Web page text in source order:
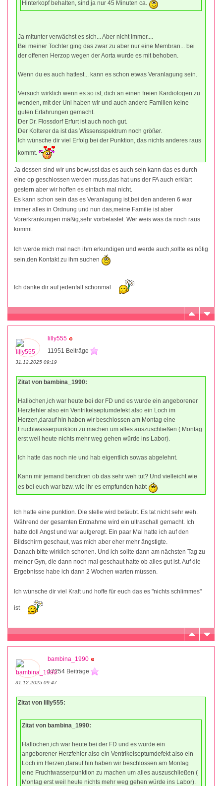
Hinterkopf behalten, sind ja nur 45 Minuten ca.
Ja mitunter verwächst es sich... Aber nicht immer....
Bei meiner Tochter ging das zwar zu aber nur eine Membran... bei
der offenen Herzop wegen der Aorta wurde es mit behoben.
Wenn du es auch hattest... kann es schon etwas Veranlagung sein.
Versuch wirklich wenn es so ist, dich an einen freien Kardiologen zu
wenden, mit der Uni haben wir und auch andere Familien keine
guten Erfahrungen gemacht.
Der Dr. Flossdorf Erfurt ist auch noch gut.
Der Kolterer da ist das Wissensspektrum noch größer.
Ich wünsche dir viel Erfolg bei der Punktion, das nichts anderes raus
kommt.
Ja dessen sind wir uns bewusst das es auch sein kann das es durch
eine op geschlossen werden muss,das hat uns der FA auch erklärt
gestern aber wir hoffen es einfach mal nicht.
Es kann schon sein das es Veranlagung ist,bei den anderen 6 war
immer alles in Ordnung und nun das,meine Familie ist aber
Vorerkrankungen mäßig,sehr vorbelastet. Wer weis was da noch raus
kommt.
Ich werde mich mal nach ihm erkundigen und werde auch,sollte es nötig
sein,den Kontakt zu ihm suchen
Ich danke dir auf jedenfall schonmal
lilly555
11951 Beiträge
31.12.2025 09:19
Zitat von bambina_1990:
Hallöchen,ich war heute bei der FD und es wurde ein angeborener
Herzfehler also ein Ventrikelseptumdefekt also ein Loch im
Herzen,darauf hin haben wir beschlossen am Montag eine
Fruchtwasserpunktion zu machen um alles auszuschließen ( Montag
erst weil heute nichts mehr weg gehen würde ins Labor).
Ich hatte das noch nie und hab eigentlich sowas abgelehnt.
Kann mir jemand berichten ob das sehr weh tut? Und vielleicht wie
es bei euch war bzw. wie ihr es empfunden habt
Ich hatte eine punktion. Die stelle wird betäubt. Es tat nicht sehr weh.
Während der gesamten Entnahme wird ein ultraschall gemacht. Ich
hatte doll Angst und war aufgeregt. Ein paar Mal hatte ich auf den
Bildschirm geschaut, was mich aber eher mehr ängstigte.
Danach bitte wirklich schonen. Und ich sollte dann am nächsten Tag zu
meiner Gyn, die dann noch mal geschaut hatte ob alles gut ist. Auf die
Ergebnisse habe ich dann 2 Wochen warten müssen.
Ich wünsche dir viel Kraft und hoffe für euch das es "nichts schlimmes"
ist
bambina_1990
17254 Beiträge
31.12.2025 09:47
Zitat von lilly555:
Zitat von bambina_1990:
Hallöchen,ich war heute bei der FD und es wurde ein
angeborener Herzfehler also ein Ventrikelseptumdefekt also ein
Loch im Herzen,darauf hin haben wir beschlossen am Montag
eine Fruchtwasserpunktion zu machen um alles auszuschließen (
Montag erst weil heute nichts mehr weg gehen würde ins Labor).